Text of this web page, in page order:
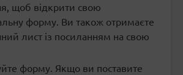
щоб відкрити свою
форму. Ви також отримаєте
лист із посиланням на свою
форму. Якщо ви поставите